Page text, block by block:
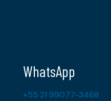
WhatsApp
+55 21 99077-3468